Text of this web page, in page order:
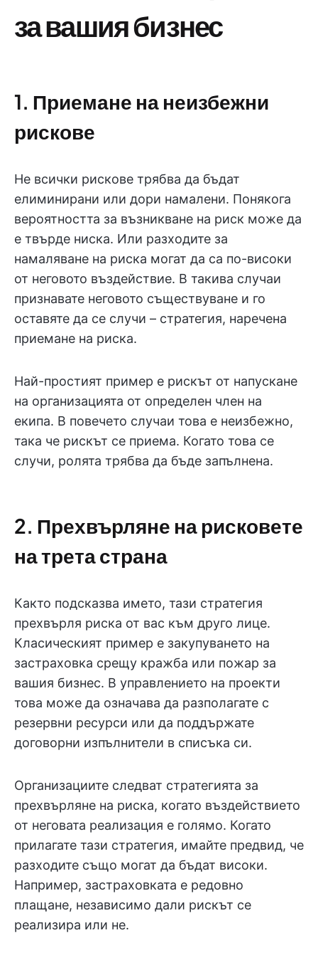
за вашия бизнес
1. Приемане на неизбежни
рискове
Не всички рискове трябва да бъдат
елиминирани или дори намалени. Понякога
вероятността за възникване на риск може да
е твърде ниска. Или разходите за
намаляване на риска могат да са по-високи
от неговото въздействие. В такива случаи
признавате неговото съществуване и го
оставяте да се случи – стратегия, наречена
приемане на риска.
Най-простият пример е рискът от напускане
на организацията от определен член на
екипа. В повечето случаи това е неизбежно,
така че рискът се приема. Когато това се
случи, ролята трябва да бъде запълнена.
2. Прехвърляне на рисковете
на трета страна
Както подсказва името, тази стратегия
прехвърля риска от вас към друго лице.
Класическият пример е закупуването на
застраховка срещу кражба или пожар за
вашия бизнес. В управлението на проекти
това може да означава да разполагате с
резервни ресурси или да поддържате
договорни изпълнители в списъка си.
Организациите следват стратегията за
прехвърляне на риска, когато въздействието
от неговата реализация е голямо. Когато
прилагате тази стратегия, имайте предвид, че
разходите също могат да бъдат високи.
Например, застраховката е редовно
плащане, независимо дали рискът се
реализира или не.